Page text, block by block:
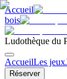
Accueil
bois
Ludothèque du
AccueilLes jeux
Réserver